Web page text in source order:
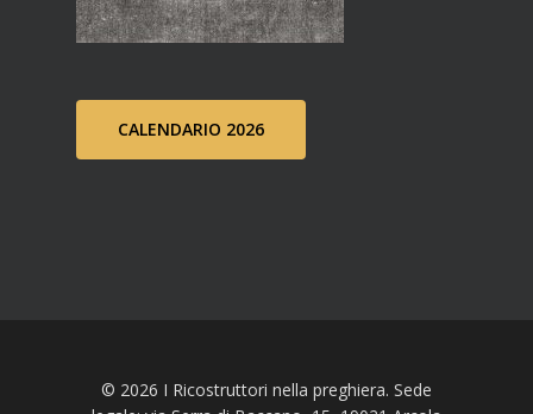
CALENDARIO 2026
© 2026 I Ricostruttori nella preghiera. Sede